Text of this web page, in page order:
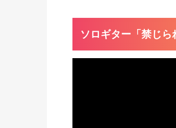
ソロギター「禁じら